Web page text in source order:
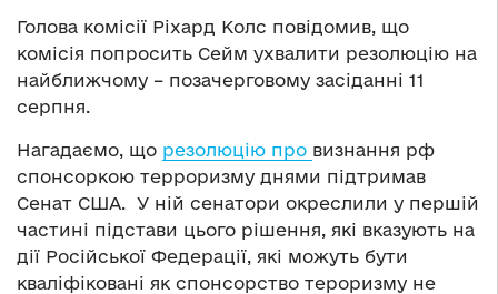
Голова комісії Ріхард Колс повідомив, що
комісія попросить Сейм ухвалити резолюцію на
найближчому – позачерговому засіданні 11
серпня.
Нагадаємо, що резолюцію про визнання рф
спонсоркою терроризму днями підтримав
Сенат США. У ній сенатори окреслили у першій
частині підстави цього рішення, які вказують на
дії Російської Федерації, які можуть бути
кваліфіковані як спонсорство тероризму не